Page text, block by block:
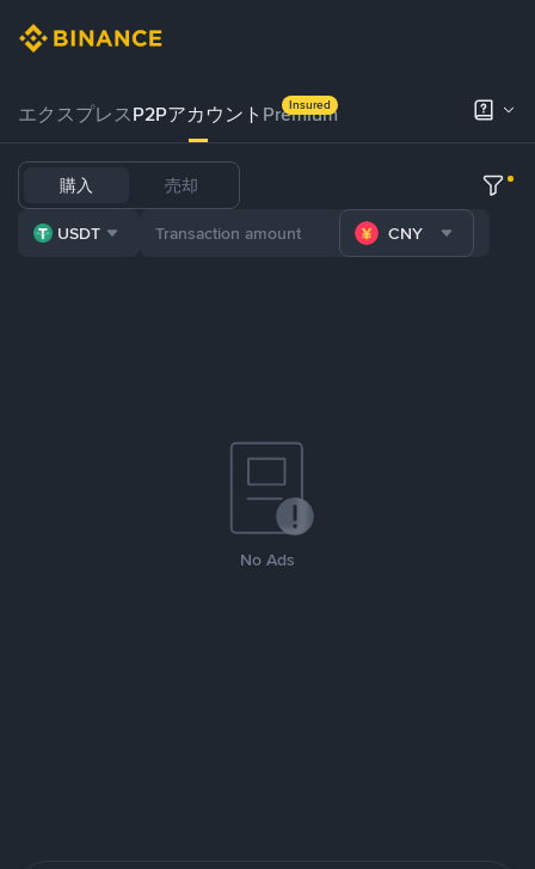
エクスプレスP2Pアカウント Premium
Insured
購入 売却
USDT CNY
No Ads